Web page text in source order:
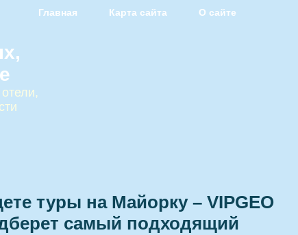
Главная Карта сайта О сайте
туры на Майорку – VIPGEO
самый подходящий